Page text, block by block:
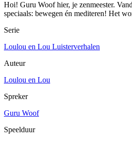
Hoi! Guru Woof hier, je zenmeester.
speciaals: bewegen én mediteren! Het
Serie
Loulou en Lou Luisterverhalen
Auteur
Loulou en Lou
Spreker
Guru Woof
Speelduur